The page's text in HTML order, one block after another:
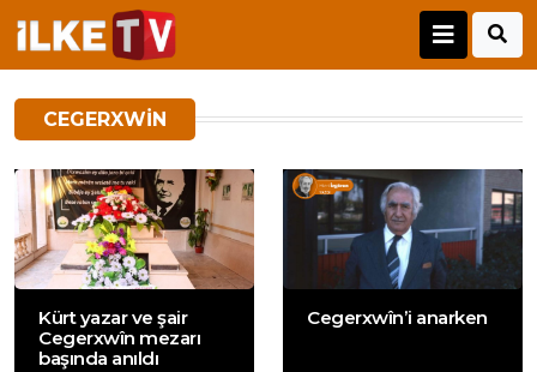
CEGERXWIN
Kürt yazar ve şair
Cegerxwîn mezarı
başında anıldı
Cegerxwîn’i anarken